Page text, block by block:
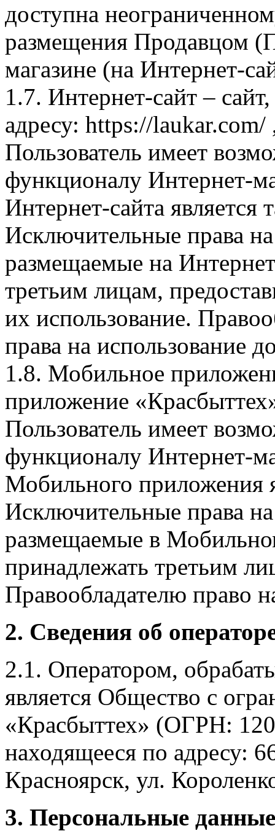
доступна
размещения Продавцом
магазине (на Интернет-
1.7. Интернет-сайт –
адресу: https://laukar.com/
Пользователь имеет
функционалу Интернет-
Интернет-сайта
Исключительные права
размещаемые на
третьим лицам,
их использование.
права на использование
1.8. Мобильное
приложение
Пользователь имеет
функционалу Интернет-
Мобильного приложения
Исключительные права
размещаемые в
принадлежать третьим
Правообладателю право
2. Сведения об
2.1. Оператором,
является Общество с
«Красбыттех» (ОГРН:
находящееся по адресу:
Красноярск, ул.
3. Персональные